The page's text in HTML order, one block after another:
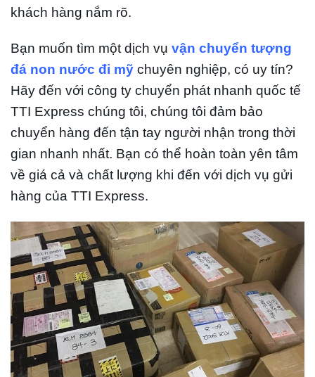
khách hàng nắm rõ.
Bạn muốn tìm một dịch vụ vận chuyển tượng
đá non nước đi mỹ chuyên nghiệp, có uy tín?
Hãy đến với công ty chuyển phát nhanh quốc tế
TTI Express chúng tôi, chúng tôi đảm bảo
chuyển hàng đến tận tay người nhận trong thời
gian nhanh nhất. Bạn có thể hoàn toàn yên tâm
về giá cả và chất lượng khi đến với dịch vụ gửi
hàng của TTI Express.